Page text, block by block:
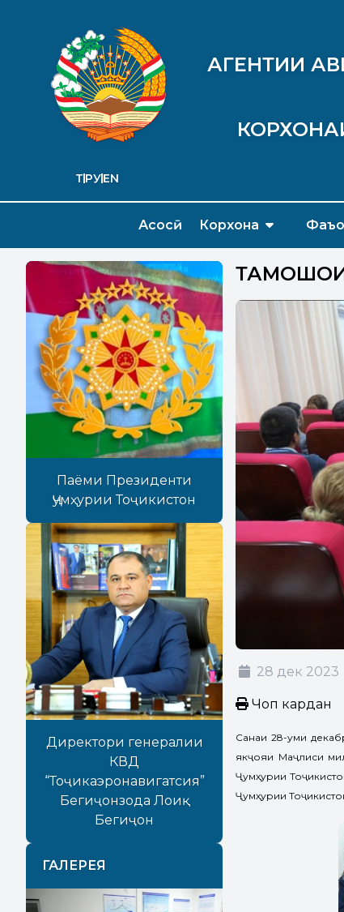
АГЕНТИИ
ТҶ РУEN
Асосӣ Корхона
Паёми Президенти
Ҷумҳурии Тоҷикистон
Директори генералии
КВД
“Тоҷикаэронавигатсия”
Бегиҷонзода Лоиқ
Бегиҷон
ГАЛЕРЕЯ
28 дек 2023
Чоп кардан
Санаи 28-уми
якҷояи Маҷлиси
Ҷумҳурии
Ҷумҳурии